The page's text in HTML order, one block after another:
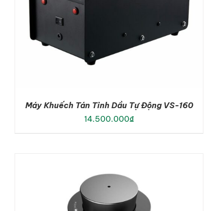
ADD TO CART DETAILS
Máy Khuếch Tán Tinh Dầu Tự Động VS-160
14.500.000₫